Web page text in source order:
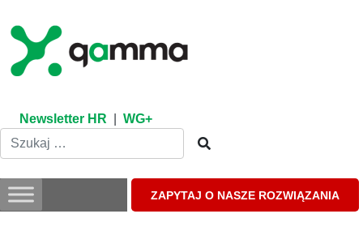
content
Newsletter HR WG+
ZAPYTAJ O NASZE ROZWIĄZANIA